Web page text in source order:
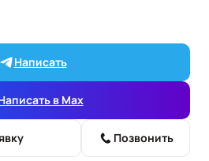
Написать
в Max
Позвонить